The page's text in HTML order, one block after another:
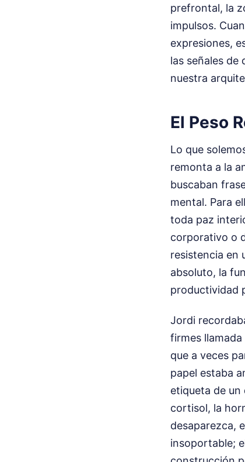
prefrontal, la
impulsos.
expresiones,
las señales de
nuestra
El Peso
Lo que
remonta a la
buscaban
mental. Para
toda paz
corporativo o
resistencia en
absoluto, la
productividad
Jordi
firmes
que a veces
papel estaba
etiqueta de
cortisol, la
desaparezca,
insoportable;